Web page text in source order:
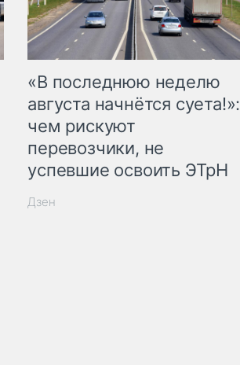
«В последнюю неделю
августа начнётся суета!»:
чем рискуют
перевозчики, не
успевшие освоить ЭТрН
Дзен